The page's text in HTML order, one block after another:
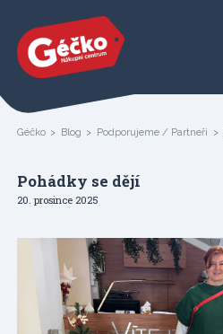
Géčko Blog Podporujeme / Partneři
Pohádky se dějí
20. prosince 2025